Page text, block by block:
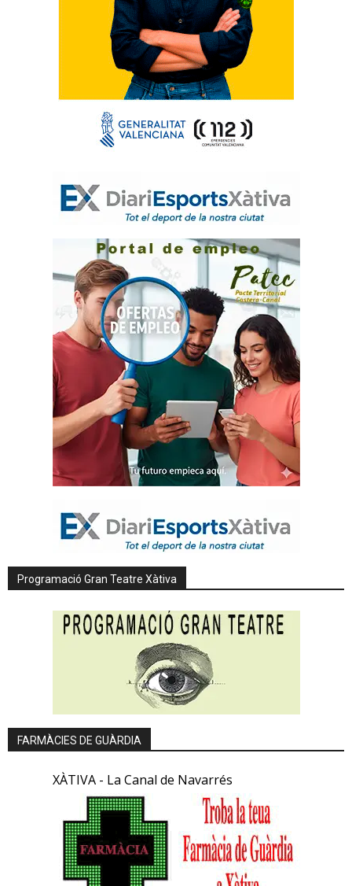
Programació Gran Teatre Xàtiva
FARMÀCIES DE GUÀRDIA
XÀTIVA - La Canal de Navarrés